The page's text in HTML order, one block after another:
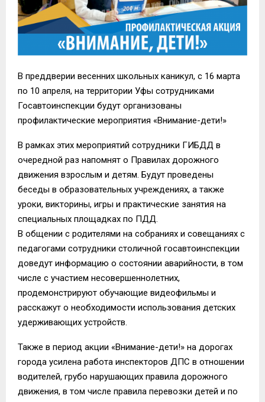
В преддверии весенних школьных каникул, с 16 марта
по 10 апреля, на территории Уфы сотрудниками
Госавтоинспекции будут организованы
профилактические мероприятия «Внимание-дети!»
В рамках этих мероприятий сотрудники ГИБДД в
очередной раз напомнят о Правилах дорожного
движения взрослым и детям. Будут проведены
беседы в образовательных учреждениях, а также
уроки, викторины, игры и практические занятия на
специальных площадках по ПДД.
В общении с родителями на собраниях и совещаниях с
педагогами сотрудники столичной госавтоинспекции
доведут информацию о состоянии аварийности, в том
числе с участием несовершеннолетних,
продемонстрируют обучающие видеофильмы и
расскажут о необходимости использования детских
удерживающих устройств.
Также в период акции «Внимание-дети!» на дорогах
города усилена работа инспекторов ДПС в отношении
водителей, грубо нарушающих правила дорожного
движения, в том числе правила перевозки детей и по